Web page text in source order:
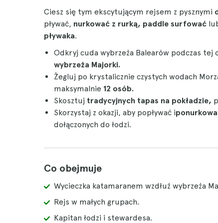
Ciesz się tym ekscytującym rejsem z pysznymi
pływać, nurkować z rurką, paddle surfować
pływaka.
Odkryj cuda wybrzeża Balearów podczas tej
wybrzeża Majorki.
Żegluj po krystalicznie czystych wodach
maksymalnie 12 osób.
Skosztuj tradycyjnych tapas na pokładzie,
Skorzystaj z okazji, aby popływać i
dołączonych do łodzi.
Co obejmuje
Wycieczka katamaranem wzdłuż wybrzeża
Rejs w małych grupach.
Kapitan łodzi i stewardesa.